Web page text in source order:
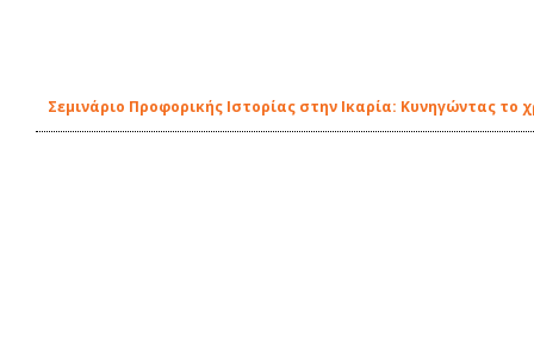
Σεμινάριο Προφορικής Ιστορίας στην Ικαρία: Kυνηγώντας το